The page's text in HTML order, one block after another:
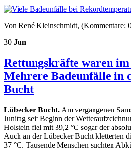
Von René Kleinschmidt, (Kommentare:
30 Jun
Rettungskräfte waren
Mehrere Badeunfälle in
Bucht
Lübecker Bucht. Am vergangenen
Junitag seit Beginn der
Holstein fiel mit 39,2 °C sogar der
Auch an der Lübecker Bucht kletterten
37 °C. Tausende Menschen suchten